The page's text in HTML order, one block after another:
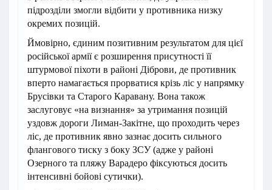
підрозділи змогли відбити у противника низку
окремих позицій.
Ймовірно, єдиним позитивним результатом для цієї
російської армії є розширення присутності її
штурмової піхоти в районі Діброви, де противник
вперто намагається прорватися крізь ліс у напрямку
Брусівки та Старого Каравану. Вона також
заслуговує «на визнання» за утримання позицій
уздовж дороги Лиман-Закітне, що проходить через
ліс, де противник явно зазнає досить сильного
флангового тиску з боку ЗСУ (адже у районі
Озерного та пляжу Варадеро фіксуються досить
інтенсивні бойові сутички).